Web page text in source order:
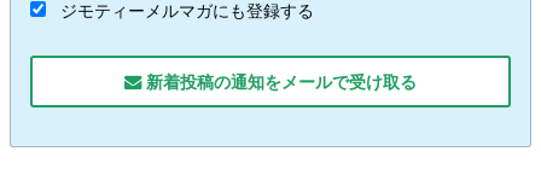
ジモティーメルマガにも登録する
新着投稿の通知をメールで受け取る